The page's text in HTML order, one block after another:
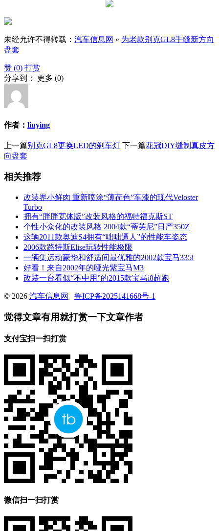
未经允许不得转载： 汽车信息网 » 为老款别克GL8手缝新方向
盘套
赞 (0) 打赏
分享到： 更多 (0)
作者： liuying
上一篇别克GL8更换LED的刹车灯 下一篇花冠DIY缝制真皮方
向盘套
相关推荐
改装界小鲜肉 重新喷涂“薄荷色”车漆的现代Veloster
Turbo
拥有“胖胖宽体版”改装风格的福特福克斯ST
个性小众化的改装风格 2004款“蒂芙尼”日产350Z
这辆2011款奥迪S4拥有“咄咄逼人”的性能车姿态
2006款路特斯Elise玩转性能极限
一辆集运动豪华和舒适间最优雅的2002款宝马335i
好看！来自2002年的哑光紫宝马M3
改装一台看似“不中用”的2015款宝马i8超跑
© 2026 汽车信息网 鲁ICP备2025141668号-1
觉得文章有用就打赏一下文章作者
支付宝扫一扫打赏
微信扫一扫打赏